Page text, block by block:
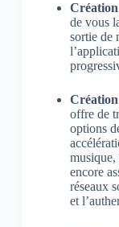
de vous
sortie de
Création
offre de
options
encore
réseaux
et